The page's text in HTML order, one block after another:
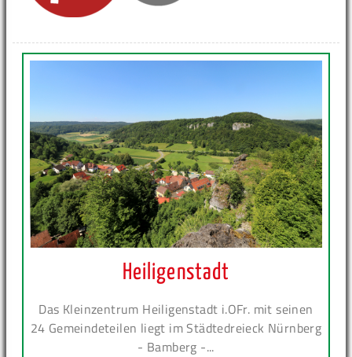
Heiligenstadt
Das Kleinzentrum Heiligenstadt i.OFr. mit seinen
24 Gemeindeteilen liegt im Städtedreieck Nürnberg
- Bamberg -...